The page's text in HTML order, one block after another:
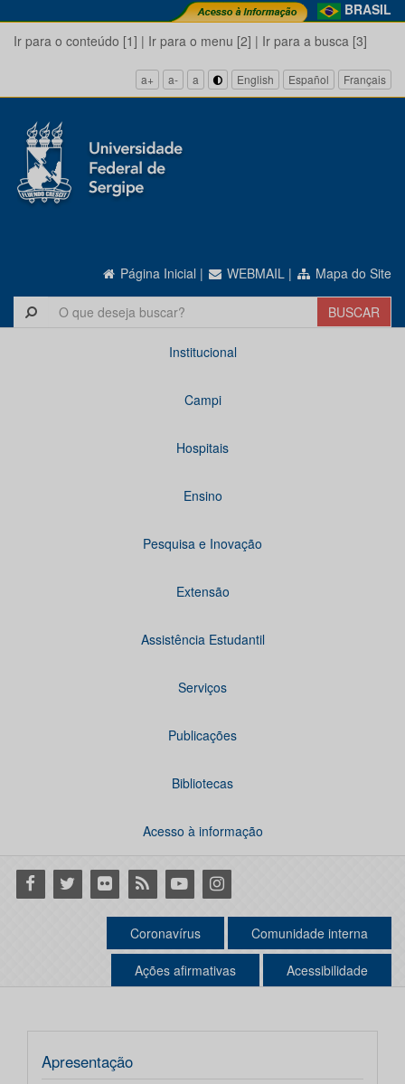
BRASIL
Ir para o conteúdo [1] | Ir para o menu [2] | Ir para a busca [3]
a+ a- a English Español Français
Página Inicial | WEBMAIL | Mapa do Site
Institucional
Campi
Hospitais
Ensino
Pesquisa e Inovação
Extensão
Assistência Estudantil
Serviços
Publicações
Bibliotecas
Acesso à informação
Facebook
Twitter Flickr RSS YoutubeInstagram
Coronavírus Comunidade interna
Ações afirmativas Acessibilidade
Apresentação